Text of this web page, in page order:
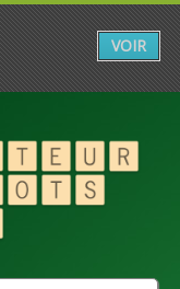
VOIR